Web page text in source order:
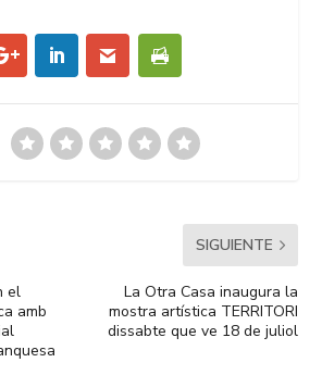
el
amb
SIGUIENTE
La Otra Casa inaugura la
mostra artística TERRITORI
dissabte que ve 18 de juliol